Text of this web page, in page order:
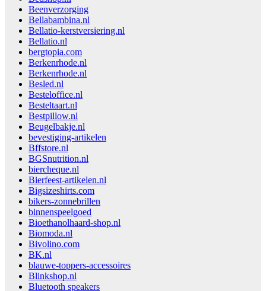
Beenverzorging
Bellabambina.nl
Bellatio-kerstversiering.nl
Bellatio.nl
bergtopia.com
Berkenrhode.nl
Berkenrhode.nl
Besled.nl
Besteloffice.nl
Besteltaart.nl
Bestpillow.nl
Beugelbakje.nl
bevestiging-artikelen
Bffstore.nl
BGSnutrition.nl
biercheque.nl
Bierfeest-artikelen.nl
Bigsizeshirts.com
bikers-zonnebrillen
binnenspeelgoed
Bioethanolhaard-shop.nl
Biomoda.nl
Bivolino.com
BK.nl
blauwe-toppers-accessoires
Blinkshop.nl
Bluetooth speakers